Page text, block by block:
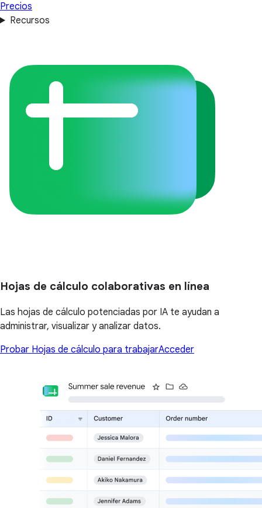
Precios
Recursos
Hojas de cálculo colaborativas en línea
Las hojas de cálculo potenciadas por IA te ayudan a
administrar, visualizar y analizar datos.
Probar Hojas de cálculo para trabajarAcceder